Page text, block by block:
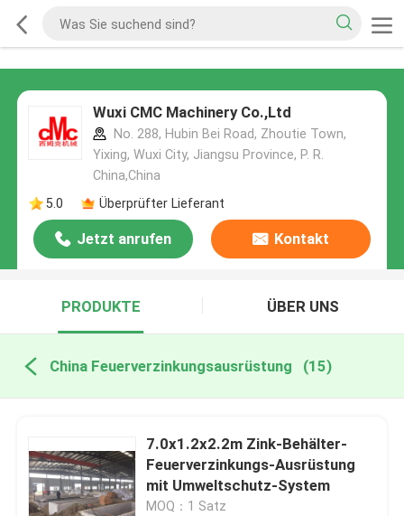
Wuxi CMC Machinery Co.,Ltd
No. 288, Hubin Bei Road, Zhoutie Town,
Yixing, Wuxi City, Jiangsu Province, P. R.
China,China
5.0
Überprüfter Lieferant
Jetzt anrufen Kontakt
PRODUKTE ÜBER UNS
China Feuerverzinkungsausrüstung (15)
7.0x1.2x2.2m Zink-Behälter-
Feuerverzinkungs-Ausrüstung
mit Umweltschutz-System
MOQ：1 Satz